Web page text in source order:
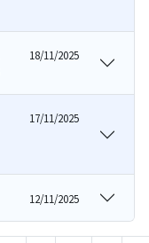
18/11/2025
17/11/2025
12/11/2025